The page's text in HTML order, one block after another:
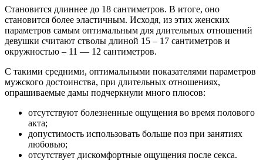
Становится длиннее до 18 сантиметров. В итоге, оно
становится более эластичным. Исходя, из этих женских
параметров самым оптимальным для длительных отношений
девушки считают стволы длиной 15 – 17 сантиметров и
окружностью – 11 — 12 сантиметров.
С такими средними, оптимальными показателями параметров
мужского достоинства, при длительных отношениях,
опрашиваемые дамы подчеркнули много плюсов:
отсутствуют болезненные ощущения во время полового
акта;
допустимость использовать больше поз при занятиях
любовью;
отсутствует дискомфортные ощущения после секса.